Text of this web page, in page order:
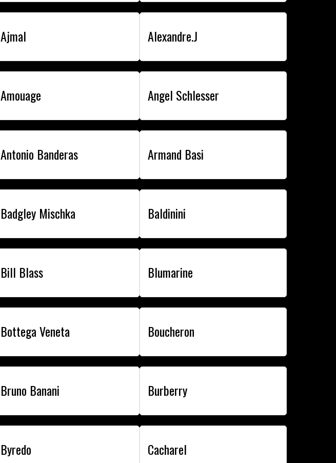
Ajmal Alexandre.J
Amouage Angel Schlesser
Antonio Banderas Armand Basi
Badgley Mischka Baldinini
Bill Blass Blumarine
Bottega Veneta Boucheron
Bruno Banani Burberry
Byredo Cacharel